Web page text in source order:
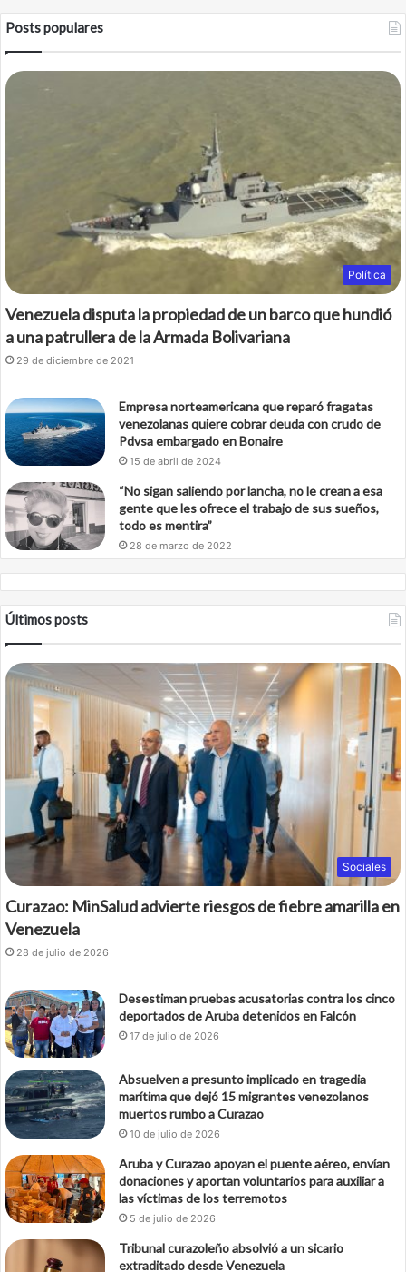
Posts populares
Política
Venezuela disputa la propiedad de un barco que hundió
a una patrullera de la Armada Bolivariana
29 de diciembre de 2021
Empresa norteamericana que reparó fragatas
venezolanas quiere cobrar deuda con crudo de
Pdvsa embargado en Bonaire
15 de abril de 2024
“No sigan saliendo por lancha, no le crean a esa
gente que les ofrece el trabajo de sus sueños,
todo es mentira”
28 de marzo de 2022
Últimos posts
Sociales
Curazao: MinSalud advierte riesgos de fiebre amarilla en
Venezuela
28 de julio de 2026
Desestiman pruebas acusatorias contra los cinco
deportados de Aruba detenidos en Falcón
17 de julio de 2026
Absuelven a presunto implicado en tragedia
marítima que dejó 15 migrantes venezolanos
muertos rumbo a Curazao
10 de julio de 2026
Aruba y Curazao apoyan el puente aéreo, envían
donaciones y aportan voluntarios para auxiliar a
las víctimas de los terremotos
5 de julio de 2026
Tribunal curazoleño absolvió a un sicario
extraditado desde Venezuela